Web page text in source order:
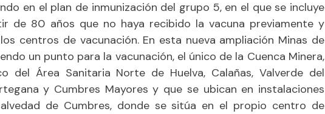
en el plan de inmunización del grupo 5, en el que se incluye
de 80 años que no haya recibido la vacuna previamente y
centros de vacunación. En esta nueva ampliación Minas de
un punto para la vacunación, el único de la Cuenca Minera,
del Área Sanitaria Norte de Huelva, Calañas, Valverde del
y Cumbres Mayores y que se ubican en instalaciones
de Cumbres, donde se sitúa en el propio centro de